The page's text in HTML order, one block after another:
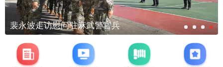
裴永波走访慰问驻麻武警官兵